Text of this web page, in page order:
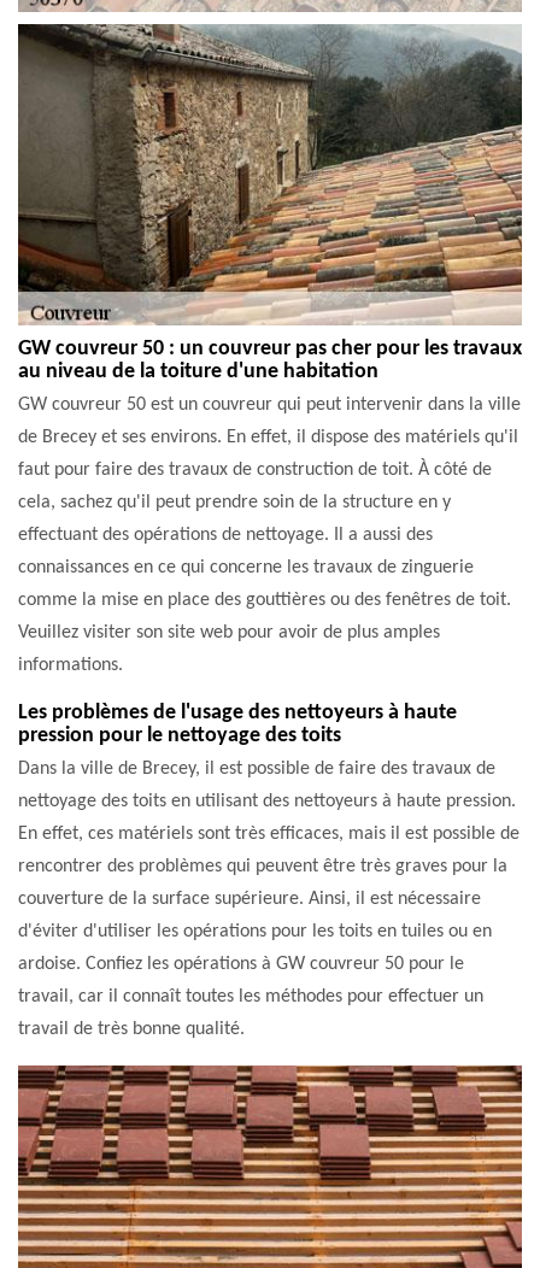
GW couvreur 50 : un couvreur pas cher pour les travaux
au niveau de la toiture d'une habitation
GW couvreur 50 est un couvreur qui peut intervenir dans la ville
de Brecey et ses environs. En effet, il dispose des matériels qu'il
faut pour faire des travaux de construction de toit. À côté de
cela, sachez qu'il peut prendre soin de la structure en y
effectuant des opérations de nettoyage. Il a aussi des
connaissances en ce qui concerne les travaux de zinguerie
comme la mise en place des gouttières ou des fenêtres de toit.
Veuillez visiter son site web pour avoir de plus amples
informations.
Les problèmes de l'usage des nettoyeurs à haute
pression pour le nettoyage des toits
Dans la ville de Brecey, il est possible de faire des travaux de
nettoyage des toits en utilisant des nettoyeurs à haute pression.
En effet, ces matériels sont très efficaces, mais il est possible de
rencontrer des problèmes qui peuvent être très graves pour la
couverture de la surface supérieure. Ainsi, il est nécessaire
d'éviter d'utiliser les opérations pour les toits en tuiles ou en
ardoise. Confiez les opérations à GW couvreur 50 pour le
travail, car il connaît toutes les méthodes pour effectuer un
travail de très bonne qualité.